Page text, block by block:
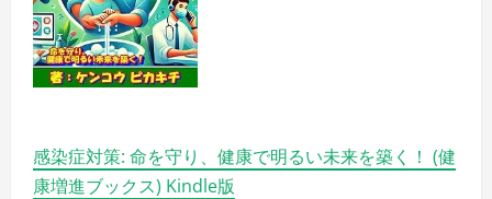
詳
細
を
ご
覧
く
感染症対策: 命を守り、健康で明るい未来を築く！ (健
康増進ブックス) Kindle版